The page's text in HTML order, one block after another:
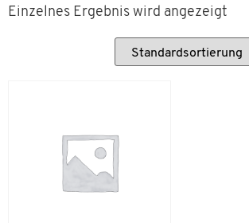
Einzelnes Ergebnis wird angezeigt